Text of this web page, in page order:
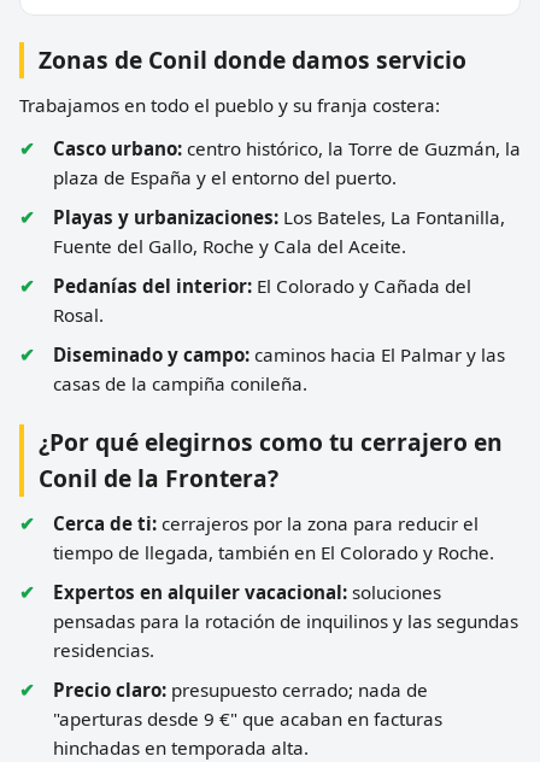
Zonas de Conil donde damos servicio
Trabajamos en todo el pueblo y su franja costera:
Casco urbano: centro histórico, la Torre de Guzmán, la
plaza de España y el entorno del puerto.
Playas y urbanizaciones: Los Bateles, La Fontanilla,
Fuente del Gallo, Roche y Cala del Aceite.
Pedanías del interior: El Colorado y Cañada del
Rosal.
Diseminado y campo: caminos hacia El Palmar y las
casas de la campiña conileña.
¿Por qué elegirnos como tu cerrajero en
Conil de la Frontera?
Cerca de ti: cerrajeros por la zona para reducir el
tiempo de llegada, también en El Colorado y Roche.
Expertos en alquiler vacacional: soluciones
pensadas para la rotación de inquilinos y las segundas
residencias.
Precio claro: presupuesto cerrado; nada de
"aperturas desde 9 €" que acaban en facturas
hinchadas en temporada alta.